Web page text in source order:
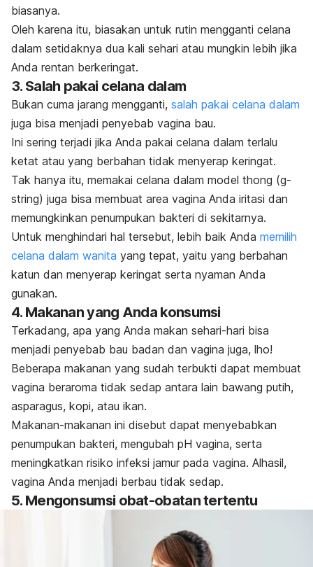
biasanya.
Oleh karena itu, biasakan untuk rutin mengganti celana
dalam setidaknya dua kali sehari atau mungkin lebih jika
Anda rentan berkeringat.
3. Salah pakai celana dalam
Bukan cuma jarang mengganti, salah pakai celana dalam
juga bisa menjadi penyebab vagina bau.
Ini sering terjadi jika Anda pakai celana dalam terlalu
ketat atau yang berbahan tidak menyerap keringat.
Tak hanya itu, memakai celana dalam model thong (g-
string) juga bisa membuat area vagina Anda iritasi dan
memungkinkan penumpukan bakteri di sekitarnya.
Untuk menghindari hal tersebut, lebih baik Anda memilih
celana dalam wanita yang tepat, yaitu yang berbahan
katun dan menyerap keringat serta nyaman Anda
gunakan.
4. Makanan yang Anda konsumsi
Terkadang, apa yang Anda makan sehari-hari bisa
menjadi penyebab bau badan dan vagina juga, lho!
Beberapa makanan yang sudah terbukti dapat membuat
vagina beraroma tidak sedap antara lain bawang putih,
asparagus, kopi, atau ikan.
Makanan-makanan ini disebut dapat menyebabkan
penumpukan bakteri, mengubah pH vagina, serta
meningkatkan risiko infeksi jamur pada vagina. Alhasil,
vagina Anda menjadi berbau tidak sedap.
5. Mengonsumsi obat-obatan tertentu